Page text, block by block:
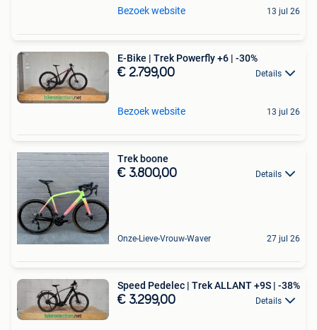
Bezoek website 13 jul 26
E-Bike | Trek Powerfly +6 | -30%
€ 2.799,00 Details
Bezoek website 13 jul 26
Trek boone
€ 3.800,00 Details
Onze-Lieve-Vrouw-Waver 27 jul 26
Speed Pedelec | Trek ALLANT +9S | -38%
€ 3.299,00 Details